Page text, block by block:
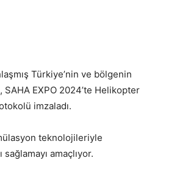
Türkiye’nin ve bölgenin
EXPO 2024’te Helikopter
imzaladı.
teknolojileriyle
amaçlıyor.